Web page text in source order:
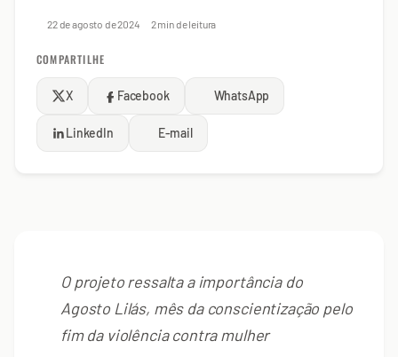
22 de agosto de 2024 2 min de leitura
COMPARTILHE
X Facebook WhatsApp
LinkedIn E-mail
O projeto ressalta a importância do
Agosto Lilás, mês da conscientização pelo
fim da violência contra mulher